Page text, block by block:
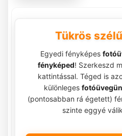
Tükrös szélű
Egyedi fényképes
fényképed! Szerkeszd
kattintással. Téged is
különleges
(pontosabban rá égetett)
szinte eggyé